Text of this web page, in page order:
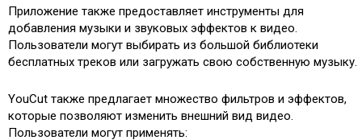
Приложение также предоставляет инструменты для
добавления музыки и звуковых эффектов к видео.
Пользователи могут выбирать из большой библиотеки
бесплатных треков или загружать свою собственную музыку.
YouCut также предлагает множество фильтров и эффектов,
которые позволяют изменить внешний вид видео.
Пользователи могут применять: